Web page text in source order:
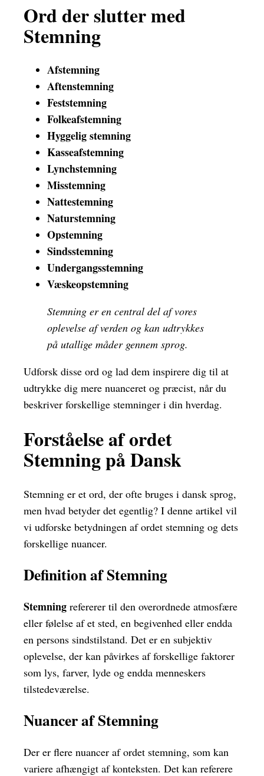
Ord der slutter med
Stemning
Afstemning
Aftenstemning
Feststemning
Folkeafstemning
Hyggelig stemning
Kasseafstemning
Lynchstemning
Misstemning
Nattestemning
Naturstemning
Opstemning
Sindsstemning
Undergangsstemning
Væskeopstemning
Stemning er en central del af vores
oplevelse af verden og kan udtrykkes
på utallige måder gennem sprog.
Udforsk disse ord og lad dem inspirere dig til at
udtrykke dig mere nuanceret og præcist, når du
beskriver forskellige stemninger i din hverdag.
Forståelse af ordet
Stemning på Dansk
Stemning er et ord, der ofte bruges i dansk sprog,
men hvad betyder det egentlig? I denne artikel vil
vi udforske betydningen af ordet stemning og dets
forskellige nuancer.
Definition af Stemning
Stemning refererer til den overordnede atmosfære
eller følelse af et sted, en begivenhed eller endda
en persons sindstilstand. Det er en subjektiv
oplevelse, der kan påvirkes af forskellige faktorer
som lys, farver, lyde og endda menneskers
tilstedeværelse.
Nuancer af Stemning
Der er flere nuancer af ordet stemning, som kan
variere afhængigt af konteksten. Det kan referere